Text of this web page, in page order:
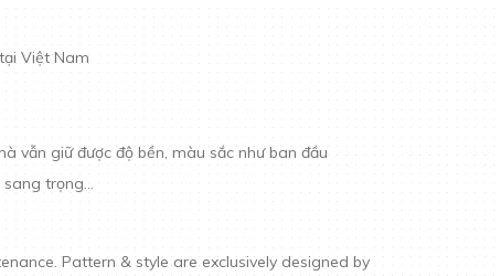
Việt Nam
vẫn giữ được độ bền, màu sắc như ban đầu
sang trọng…
Pattern & style are exclusively designed by